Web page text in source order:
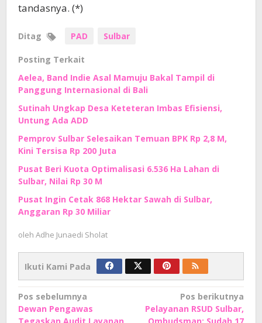
tandasnya. (*)
Ditag PAD Sulbar
Posting Terkait
Aelea, Band Indie Asal Mamuju Bakal Tampil di
Panggung Internasional di Bali
Sutinah Ungkap Desa Keteteran Imbas Efisiensi,
Untung Ada ADD
Pemprov Sulbar Selesaikan Temuan BPK Rp 2,8 M,
Kini Tersisa Rp 200 Juta
Pusat Beri Kuota Optimalisasi 6.536 Ha Lahan di
Sulbar, Nilai Rp 30 M
Pusat Ingin Cetak 868 Hektar Sawah di Sulbar,
Anggaran Rp 30 Miliar
oleh Adhe Junaedi Sholat
Ikuti Kami Pada
Navigasi
pos
Pos sebelumnya
Dewan Pengawas
Pos berikutnya
Pelayanan RSUD Sulbar,